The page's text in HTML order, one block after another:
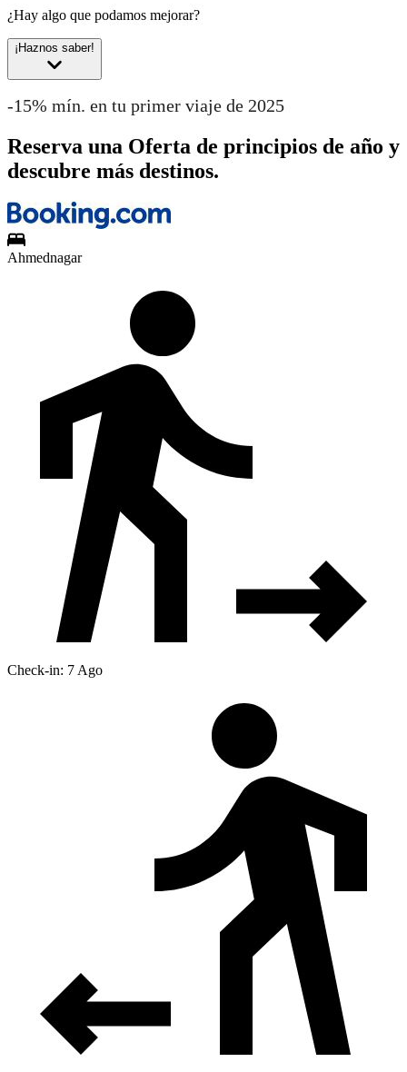
¿Hay algo que podamos mejorar?
¡Haznos saber!
-15% mín. en tu primer viaje de 2025
Reserva una Oferta de principios de año y
descubre más destinos.
Ahmednagar
Check-in: 7 Ago